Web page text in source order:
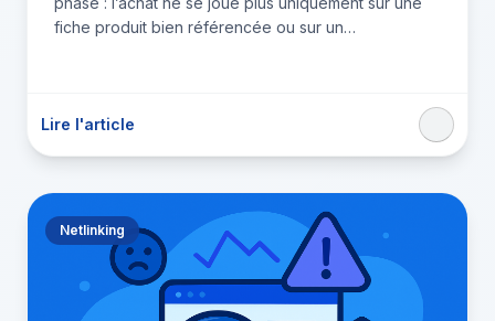
fiche produit bien référencée ou sur un…
Lire l'article
Netlinking